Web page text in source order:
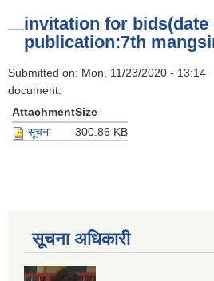
invitation for bids(date
publication:7th
Submitted on: Mon, 11/23/2020 - 13:14
document:
AttachmentSize
सूचना
300.86 KB
सूचना अधिकारी